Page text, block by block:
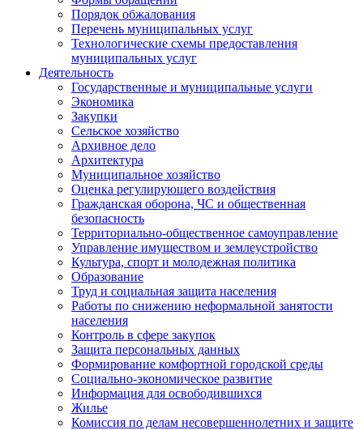
Порядок обжалования
Перечень муниципальных услуг
Технологические схемы предоставления
муниципальных услуг
Деятельность
Государственные и муниципальные услуги
Экономика
Закупки
Сельское хозяйство
Архивное дело
Архитектура
Муниципальное хозяйство
Оценка регулирующего воздействия
Гражданская оборона, ЧС и общественная
безопасность
Территориально-общественное самоуправление
Управление имуществом и землеустройство
Культура, спорт и молодежная политика
Образование
Труд и социальная защита населения
Работы по снижению неформальной занятости
населения
Контроль в сфере закупок
Защита персональных данных
Формирование комфортной городской среды
Социально-экономическое развитие
Информация для освободившихся
Жилье
Комиссия по делам несовершеннолетних и защите